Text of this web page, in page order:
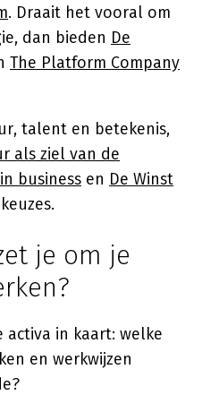
. Draait het vooral om
dan bieden De
The Platform Company
talent en betekenis,
als ziel van de
business en De Winst
je om je
activa in kaart: welke
en werkwijzen